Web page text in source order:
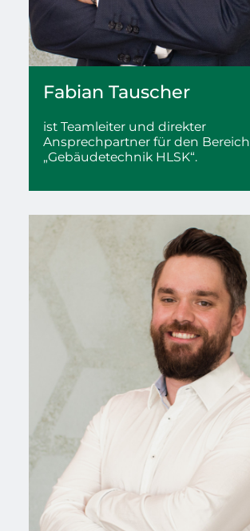
Fabian Tauscher
ist Teamleiter und direkter
Ansprechpartner für den Bereich
„Gebäudetechnik HLSK“.